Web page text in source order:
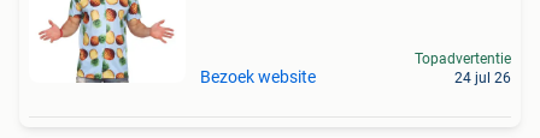
Bezoek website
Topadvertentie
24 jul 26